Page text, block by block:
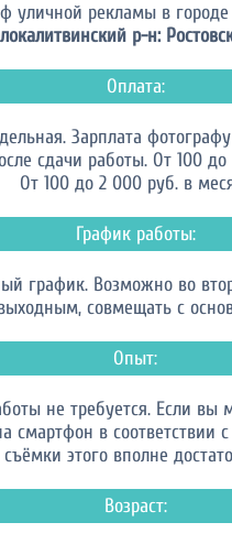
уличной рекламы в городе
р-н:
Оплата:
Зарплата
сдачи работы. От 100
От 100 до 2 000 руб. в
График работы:
график. Возможно во
совмещать с
Опыт:
не требуется. Если вы
смартфон в соответствии
съёмки этого вполне
Возраст: